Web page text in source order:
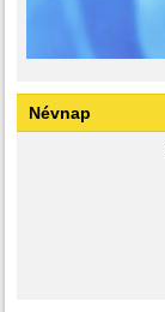
Névnap